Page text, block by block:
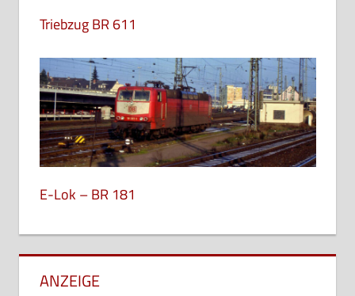
Triebzug BR 611
E-Lok – BR 181
ANZEIGE